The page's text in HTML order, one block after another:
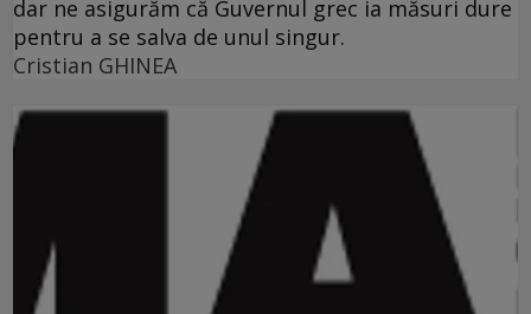
dar ne asigurăm că Guvernul grec ia măsuri dure
pentru a se salva de unul singur.
Cristian GHINEA